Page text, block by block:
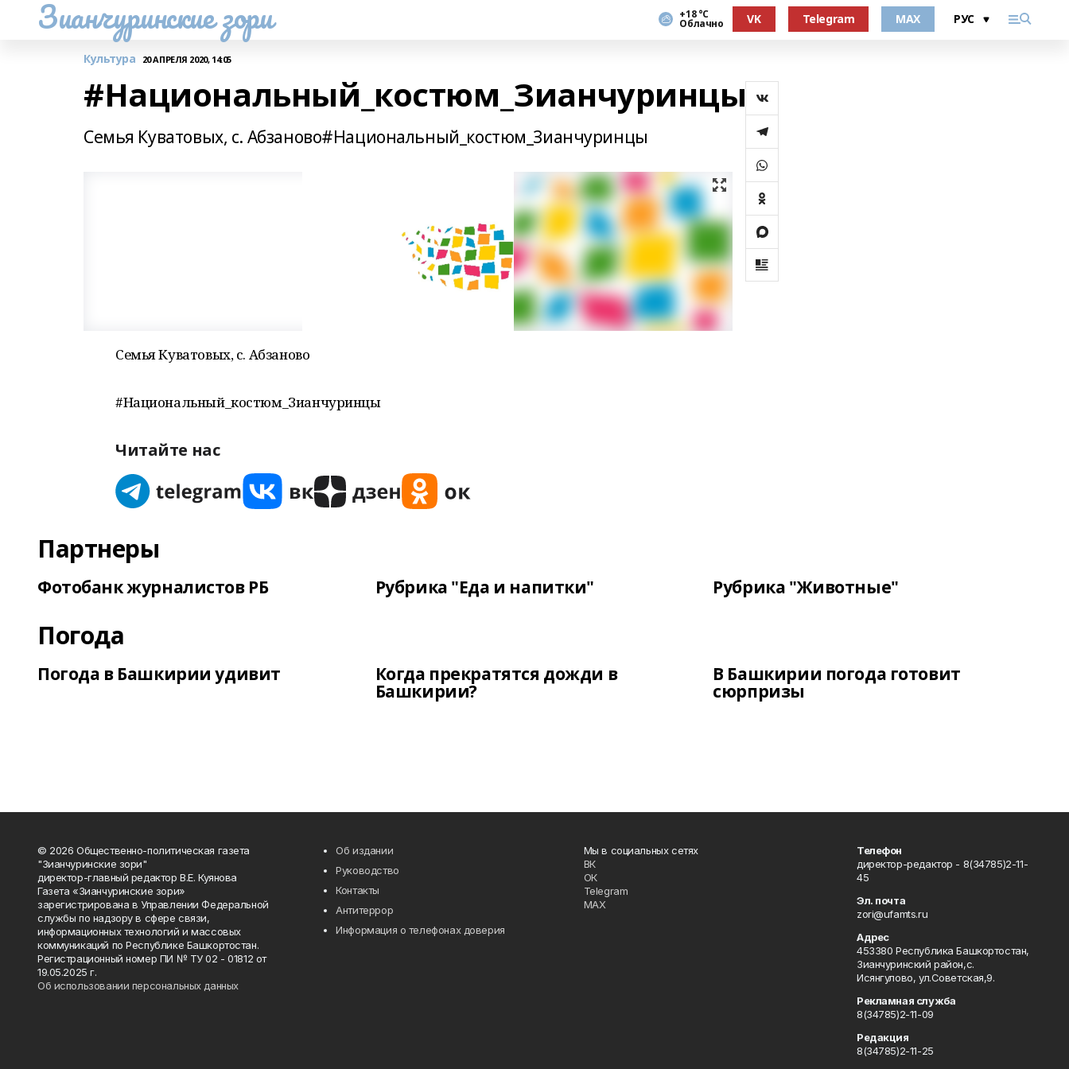
Зианчуринские зори +18 °С
Облачно VK Telegram MAX
Культура 20 АПРЕЛЯ 2020, 14:05
#Национальный_костюм_Зианчуринцы
Семья Куватовых, с. Абзаново#Национальный_костюм_Зианчуринцы
Семья Куватовых, с. Абзаново
#Национальный_костюм_Зианчуринцы
Читайте нас
Партнеры
Фотобанк журналистов РБ Рубрика "Еда и напитки" Рубрика "Животные"
Погода
Погода в Башкирии удивит Когда прекратятся дожди в
Башкирии?
В Башкирии погода готовит
сюрпризы
© 2026 Общественно-политическая газета
"Зианчуринские зори"
директор-главный редактор В.Е. Куянова
Газета «Зианчуринские зори»
зарегистрирована в Управлении Федеральной
службы по надзору в сфере связи,
информационных технологий и массовых
коммуникаций по Республике Башкортостан.
Регистрационный номер ПИ № ТУ 02 - 01812 от
19.05.2025 г.
Об использовании персональных данных
Об издании
Руководство
Контакты
Антитеррор
Информация о телефонах доверия
Мы в социальных сетях
ВК
ОК
Telegram
MAX
Телефон
директор-редактор - 8(34785)2-11-
45
Эл. почта
zori@ufamts.ru
Адрес
453380 Республика Башкортостан,
Зианчуринский район,с.
Исянгулово, ул.Советская,9.
Рекламная служба
8(34785)2-11-09
Редакция
8(34785)2-11-25